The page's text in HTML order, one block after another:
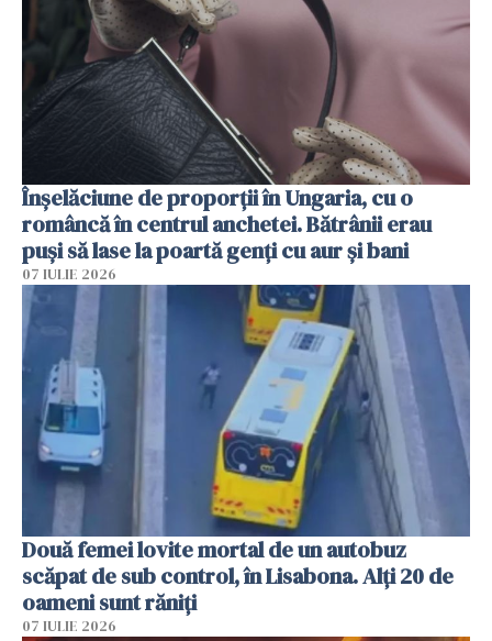
Înșelăciune de proporții în Ungaria, cu o
româncă în centrul anchetei. Bătrânii erau
puși să lase la poartă genți cu aur și bani
07 IULIE 2026
Două femei lovite mortal de un autobuz
scăpat de sub control, în Lisabona. Alți 20 de
oameni sunt răniți
07 IULIE 2026